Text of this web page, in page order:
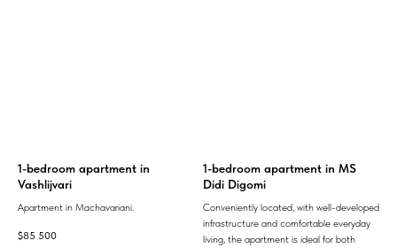
1-bedroom apartment in
Vashlijvari
Apartment in Machavariani.
$85 500
1-bedroom apartment in MS
Didi Digomi
Conveniently located, with well-developed
infrastructure and comfortable everyday
living, the apartment is ideal for both